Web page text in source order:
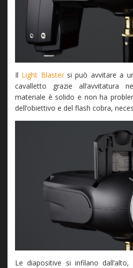
Il Light Blastersi può avvitare a
cavalletto grazie all’avvitatura
materiale è solido e non ha
dell’obiettivo e del flash cobra,
Le diapositive si infilano dall’alto,